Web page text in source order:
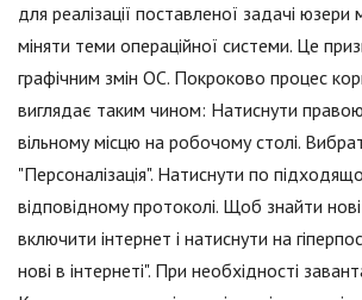
для реалізації поставленої задачі
міняти теми операційної системи. Це
графічним змін ОС. Покроково процес
виглядає таким чином: Натиснути
вільному місцю на робочому столі.
"Персоналізація". Натиснути по
відповідному протоколі. Щоб знайти
включити інтернет і натиснути на
нові в інтернеті". При необхідності